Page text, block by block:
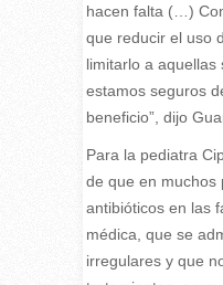
hacen falta (…)
que reducir el uso
limitarlo a aquellas
estamos seguros
beneficio”, dijo
Para la pediatra
de que en muchos
antibióticos en las
médica, que se
irregulares y que